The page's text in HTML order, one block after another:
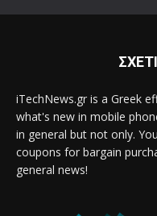
iTechNews.gr is a Greek
what's new in mobile
in general but not only.
coupons for bargain
general news!